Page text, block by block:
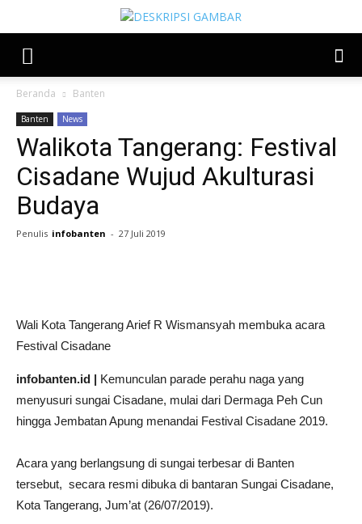
Beranda Banten
Banten News
Walikota Tangerang: Festival
Cisadane Wujud Akulturasi
Budaya
Penulis infobanten - 27 Juli 2019
Wali Kota Tangerang Arief R Wismansyah membuka acara
Festival Cisadane
infobanten.id | Kemunculan parade perahu naga yang
menyusuri sungai Cisadane, mulai dari Dermaga Peh Cun
hingga Jembatan Apung menandai Festival Cisadane 2019.
Acara yang berlangsung di sungai terbesar di Banten
tersebut, secara resmi dibuka di bantaran Sungai Cisadane,
Kota Tangerang, Jum’at (26/07/2019).